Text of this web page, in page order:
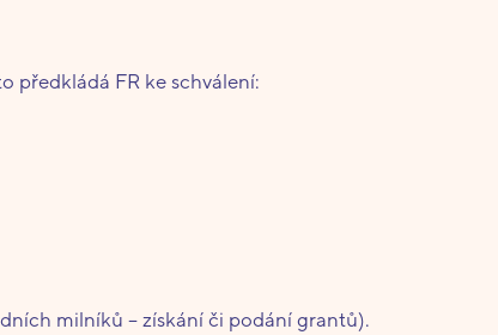
předkládá FR ke schválení:
milníků – získání či podání grantů).